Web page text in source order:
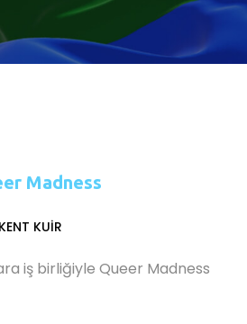
Madness
KUIR
iş birliğiyle Queer Madness